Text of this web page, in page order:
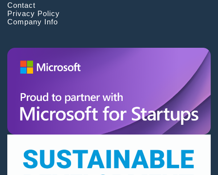
Contact
Privacy Policy
Company Info